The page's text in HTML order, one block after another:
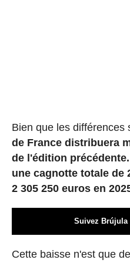
Bien que les différences
de France distribuera
de l'édition
une cagnotte totale de
2 305 250 euros en
Suivez Brújula
Cette baisse n'est que